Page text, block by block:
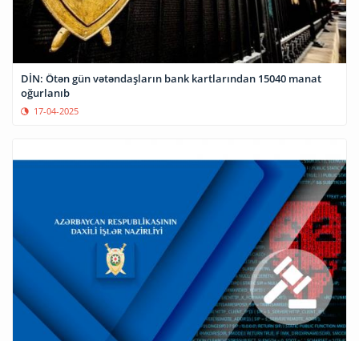
DİN: Ötən gün vətəndaşların bank kartlarından 15040 manat
oğurlanıb
17-04-2025